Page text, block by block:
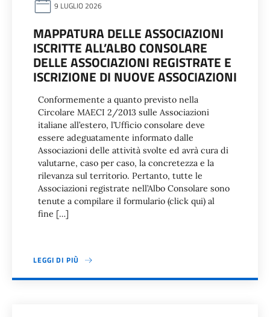
9 LUGLIO 2026
MAPPATURA DELLE ASSOCIAZIONI
ISCRITTE ALL’ALBO CONSOLARE
DELLE ASSOCIAZIONI REGISTRATE E
ISCRIZIONE DI NUOVE ASSOCIAZIONI
Conformemente a quanto previsto nella
Circolare MAECI 2/2013 sulle Associazioni
italiane all’estero, l’Ufficio consolare deve
essere adeguatamente informato dalle
Associazioni delle attività svolte ed avrà cura di
valutarne, caso per caso, la concretezza e la
rilevanza sul territorio. Pertanto, tutte le
Associazioni registrate nell’Albo Consolare sono
tenute a compilare il formulario (click qui) al
fine […]
LEGGI DI PIÙ